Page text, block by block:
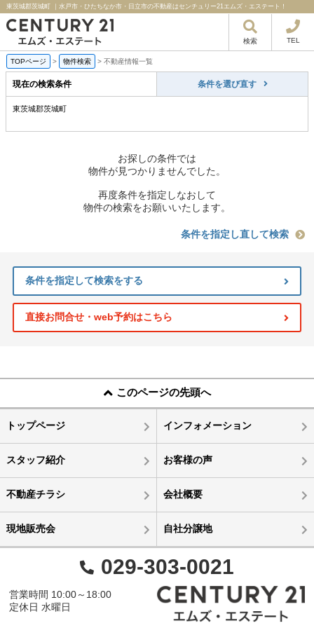
東茨城郡茨城町 ｜水戸市・ひたちなか市・日立市の不動産はセンチュリー21エムズ・エステート！
検索 TEL
TOPページ > 物件検索 > 不動産情報一覧
現在の検索条件 条件を選び直す
東茨城郡茨城町
お探しの条件では
物件が見つかりませんでした。
再度条件を指定しなおして
物件の検索をお願いいたします。
条件を指定し直して検索
条件を指定して検索をする
直接お問合せ・web予約はこちら
このページの先頭へ
トップページ インフォメーション
スタッフ紹介 お客様の声
不動産チラシ 会社概要
現地販売会 自社分譲地
029-303-0021
営業時間 10:00～18:00
定休日 水曜日